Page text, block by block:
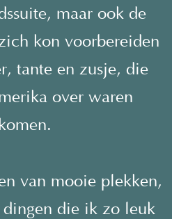
maar ook de
kon voorbereiden
tante en zusje, die
over waren
van mooie plekken,
dingen die ik zo leuk